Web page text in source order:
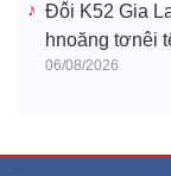
Đô̆i K52 Gia
hnoăng tơnêi
06/08/2026